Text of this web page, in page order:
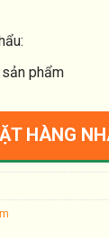
phẩm
HÀNG